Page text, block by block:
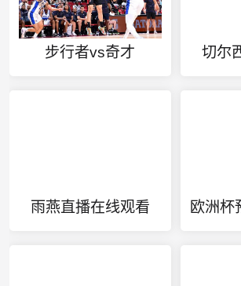
步行者vs奇才 切尔
雨燕直播在线观看